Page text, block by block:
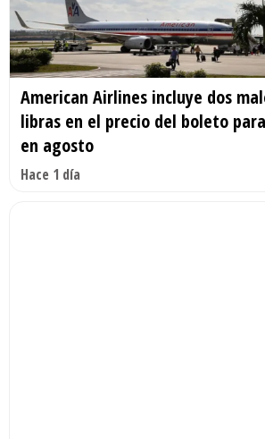
American Airlines incluye dos
libras en el precio del boleto
en agosto
Hace 1 día